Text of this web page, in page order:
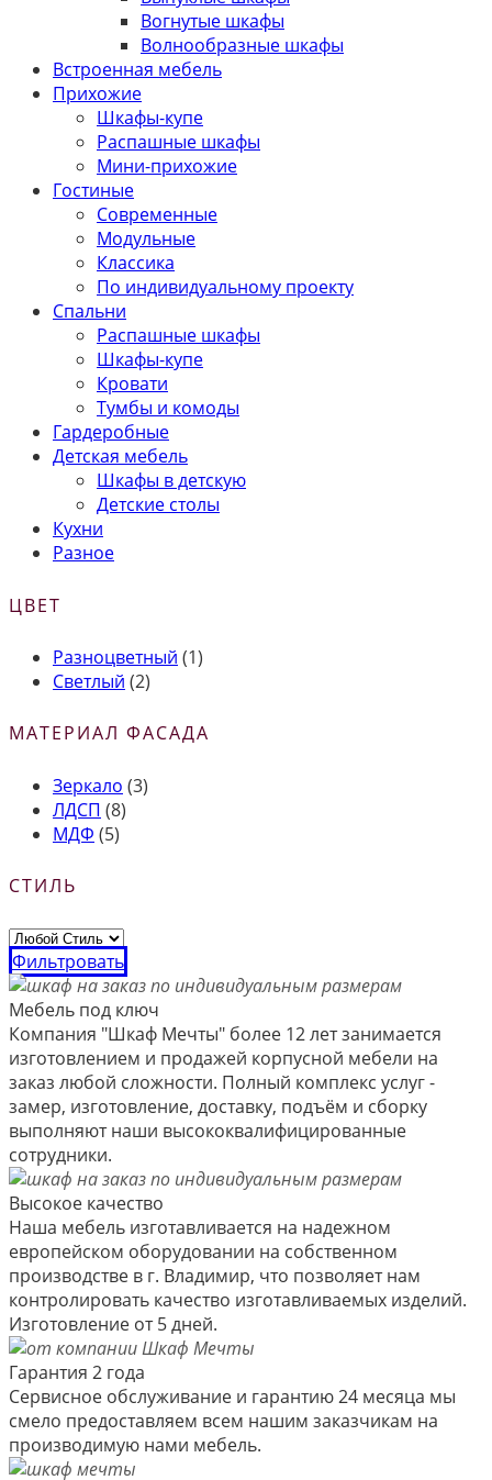
Вогнутые шкафы
Волнообразные шкафы
Встроенная мебель
Прихожие
Шкафы-купе
Распашные шкафы
Мини-прихожие
Гостиные
Современные
Модульные
Классика
По индивидуальному проекту
Спальни
Распашные шкафы
Шкафы-купе
Кровати
Тумбы и комоды
Гардеробные
Детская мебель
Шкафы в детскую
Детские столы
Кухни
Разное
ЦВЕТ
Разноцветный (1)
Светлый (2)
МАТЕРИАЛ ФАСАДА
Зеркало (3)
ЛДСП (8)
МДФ (5)
СТИЛЬ
Фильтровать
Мебель под ключ
Компания "Шкаф Мечты" более 12 лет занимается
изготовлением и продажей корпусной мебели на
заказ любой сложности. Полный комплекс услуг -
замер, изготовление, доставку, подъём и сборку
выполняют наши высококвалифицированные
сотрудники.
Высокое качество
Наша мебель изготавливается на надежном
европейском оборудовании на собственном
производстве в г. Владимир, что позволяет нам
контролировать качество изготавливаемых изделий.
Изготовление от 5 дней.
Гарантия 2 года
Сервисное обслуживание и гарантию 24 месяца мы
смело предоставляем всем нашим заказчикам на
производимую нами мебель.